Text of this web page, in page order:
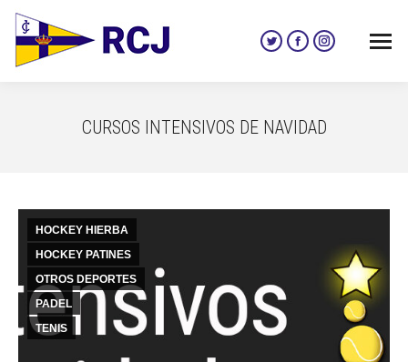
Twitter
in
new
Facebook
in
new
Instagram
in
new
CURSOS INTENSIVOS DE NAVIDAD
HOCKEY HIERBA
HOCKEY PATINES
OTROS DEPORTES
PADEL
TENIS